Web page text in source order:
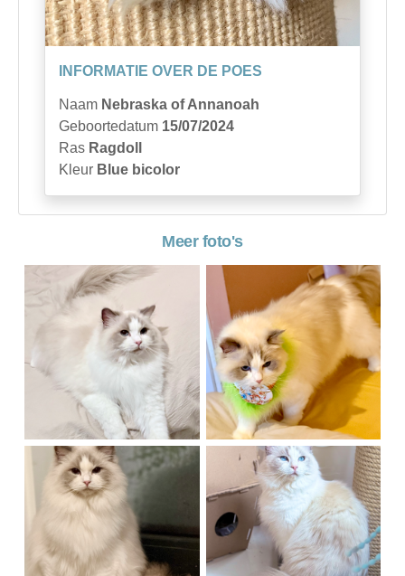
INFORMATIE OVER DE POES
Naam Nebraska of Annanoah
Geboortedatum 15/07/2024
Ras Ragdoll
Kleur Blue bicolor
Meer foto's